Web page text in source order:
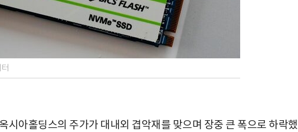
시아홀딩스의 주가가 대내외 겹악재를 맞으며 장중 큰 폭으로 하락했